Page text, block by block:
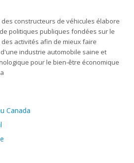
constructeurs de véhicules élabore
politiques publiques fondées sur le
activités afin de mieux faire
industrie automobile saine et
pour le bien-être économique
Canada